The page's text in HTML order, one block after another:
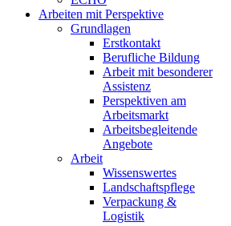
Arbeiten mit Perspektive
Grundlagen
Erstkontakt
Berufliche Bildung
Arbeit mit besonderer
Assistenz
Perspektiven am
Arbeitsmarkt
Arbeitsbegleitende
Angebote
Arbeit
Wissenswertes
Landschaftspflege
Verpackung &
Logistik